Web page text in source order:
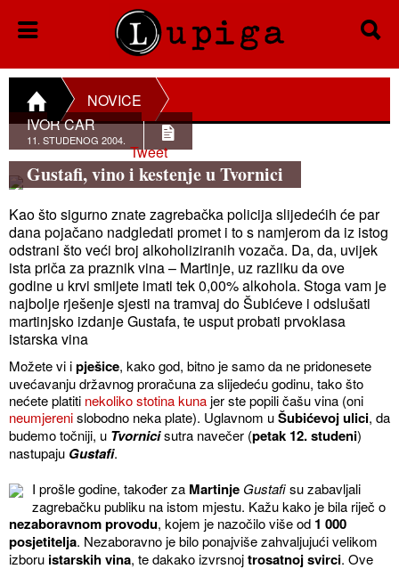
NOVICE
Tweet
IVOR CAR
11. STUDENOG 2004.
Gustafi, vino i kestenje u Tvornici
Kao što sigurno znate zagrebačka policija slijedećih će par
dana pojačano nadgledati promet i to s namjerom da iz istog
odstrani što veći broj alkoholiziranih vozača. Da, da, uvijek
ista priča za praznik vina – Martinje, uz razliku da ove
godine u krvi smijete imati tek 0,00% alkohola. Stoga vam je
najbolje rješenje sjesti na tramvaj do Šubićeve i odslušati
martinjsko izdanje Gustafa, te usput probati prvoklasa
istarska vina
Možete vi ipješice, kako god, bitno je samo da ne pridonesete
uvećavanju državnog proračuna za slijedeću godinu, tako što
nećete platiti nekoliko stotina kunajer ste popili čašu vina (oni
neumjerenislobodno neka plate). Uglavnom uŠubićevoj ulici, da
budemo točniji, u Tvornicisutra navečer (petak 12. studeni)
nastupaju Gustafi.
I prošle godine, također za Martinje Gustafisu zabavljali
zagrebačku publiku na istom mjestu. Kažu kako je bila riječ o
nezaboravnom provodu, kojem je nazočilo više od 1 000
posjetitelja. Nezaboravno je bilo ponajviše zahvaljujući velikom
izboru istarskih vina, te dakako izvrsnojtrosatnoj svirci. Ove